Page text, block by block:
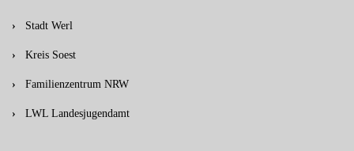
Stadt Werl
Kreis Soest
Familienzentrum NRW
LWL Landesjugendamt